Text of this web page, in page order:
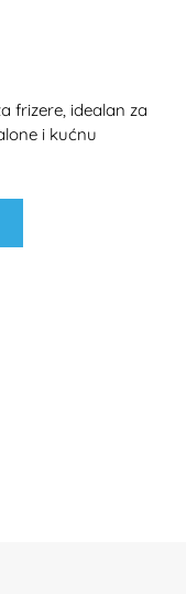
frizere, idealan za
i kućnu